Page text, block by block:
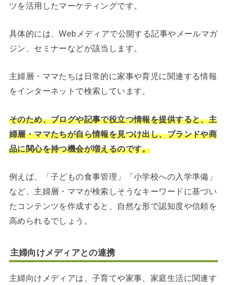
ツを活用したマーケティングです。
具体的には、Webメディアで公開する記事やメールマガ
ジン、セミナーなどが該当します。
主婦層・ママたちは日常的に家事や育児に関連する情報
をインターネットで検索しています。
そのため、ブログや記事で役立つ情報を提供すると、主
婦層・ママたちが自ら情報を見つけ出し、ブランドや商
品に関心を持つ機会が増えるのです。
例えば、「子どもの食事管理」「小学校への入学準備」
など、主婦層・ママが検索しそうなキーワードに基づい
たコンテンツを作成すると、自然な形で認知度や信頼を
高められるでしょう。
主婦向けメディアとの連携
主婦向けメディアは、子育てや家事、家庭生活に関連す